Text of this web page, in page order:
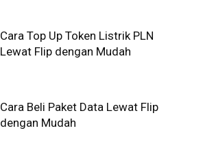
Cara Top Up Token Listrik PLN
Lewat Flip dengan Mudah
Cara Beli Paket Data Lewat Flip
dengan Mudah